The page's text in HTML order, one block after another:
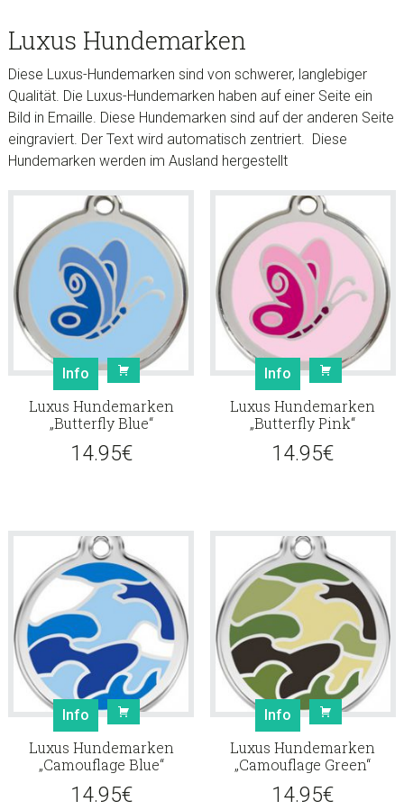
Luxus Hundemarken
Diese Luxus-Hundemarken sind von schwerer, langlebiger
Qualität. Die Luxus-Hundemarken haben auf einer Seite ein
Bild in Emaille. Diese Hundemarken sind auf der anderen Seite
eingraviert. Der Text wird automatisch zentriert. Diese
Hundemarken werden im Ausland hergestellt
Info
Luxus Hundemarken
„Butterfly Blue“
14.95€
Info
Luxus Hundemarken
„Butterfly Pink“
14.95€
Info
Luxus Hundemarken
„Camouflage Blue“
14.95€
Info
Luxus Hundemarken
„Camouflage Green“
14.95€